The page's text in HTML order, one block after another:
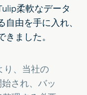
柔軟なデータ
由を手に入れ、
ました。
り、当社の
され、バッ